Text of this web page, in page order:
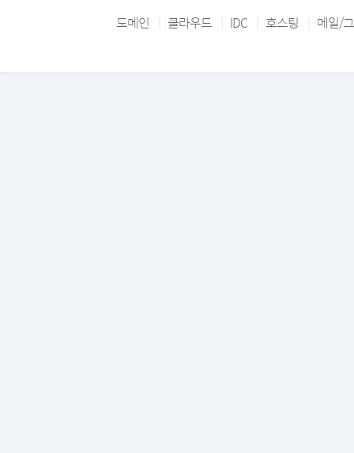
도메인 클라우드 IDC 호스팅 메일/